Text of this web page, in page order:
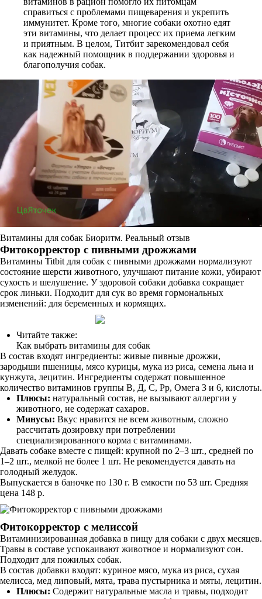
справиться с проблемами пищеварения и укрепить
иммунитет. Кроме того, многие собаки охотно едят
эти витамины, что делает процесс их приема легким
и приятным. В целом, Титбит зарекомендовал себя
как надежный помощник в поддержании здоровья и
благополучия собак.
Витамины для собак Биоритм. Реальный отзыв
Фитокорректор с пивными дрожжами
Витамины Titbit для собак с пивными дрожжами нормализуют
состояние шерсти животного, улучшают питание кожи, убирают
сухость и шелушение. У здоровой собаки добавка сокращает
срок линьки. Подходит для сук во время гормональных
изменений: для беременных и кормящих.
Читайте также:
Как выбрать витамины для собак
В состав входят ингредиенты: живые пивные дрожжи,
зародыши пшеницы, мясо курицы, мука из риса, семена льна и
кунжута, лецитин. Ингредиенты содержат повышенное
количество витаминов группы В, Д, С, Рр, Омега 3 и 6, кислоты.
Плюсы: натуральный состав, не вызывают аллергии у
животного, не содержат сахаров.
Минусы: Вкус нравится не всем животным, сложно
рассчитать дозировку при потреблении
специализированного корма с витаминами.
Давать собаке вместе с пищей: крупной по 2–3 шт., средней по
1–2 шт., мелкой не более 1 шт. Не рекомендуется давать на
голодный желудок.
Выпускается в баночке по 130 г. В емкости по 53 шт. Средняя
цена 148 р.
Фитокорректор с мелиссой
Витаминизированная добавка в пищу для собаки с двух месяцев.
Травы в составе успокаивают животное и нормализуют сон.
Подходит для пожилых собак.
В состав добавки входят: куриное мясо, мука из риса, сухая
мелисса, мед липовый, мята, трава пустырника и мяты, лецитин.
Плюсы: Содержит натуральные масла и травы, подходит